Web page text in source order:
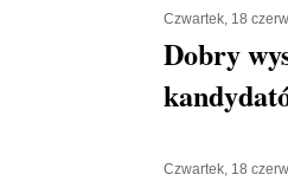
Czwartek, 18
Dobry
Czwartek, 18